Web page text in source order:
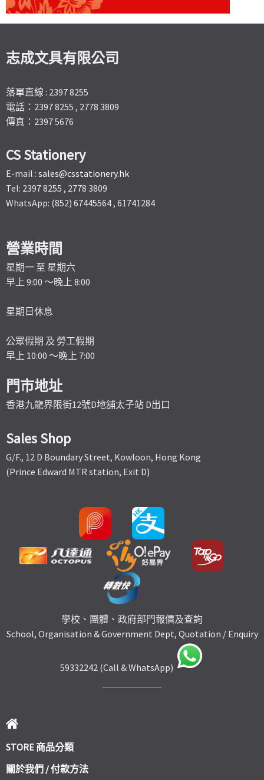
志成文具有限公司
落單直線 : 2397 8255
電話：2397 8255 , 2778 3809
傳真：2397 5676
CS Stationery
E-mail : sales@csstationery.hk
Tel: 2397 8255 , 2778 3809
WhatsApp: (852) 67445564 , 61741284
營業時間
星期一 至 星期六
早上 9:00 ～晚上 8:00
星期日休息
公眾假期 及 勞工假期
早上 10:00 ～晚上 7:00
門市地址
香港九龍界限街12號D地舖太子站 D出口
Sales Shop
G/F., 12 D Boundary Street, Kowloon, Hong Kong
(Prince Edward MTR station, Exit D)
學校、團體、政府部門報價及查詢
School, Organisation & Government Dept, Quotation / Enquiry
59332242 (Call & WhatsApp)
STORE 商品分類
關於我們 / 付款方法